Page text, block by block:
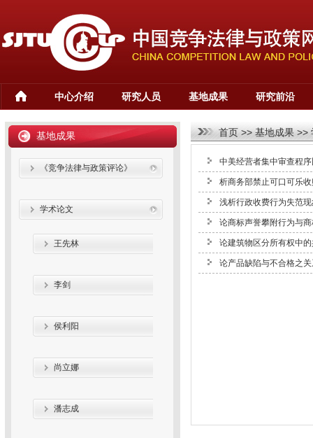
中心介绍 研究人员 基地成果 研究前沿
首页>>基地成果>>
中美经营者集中审查程
析商务部禁止可口可乐
浅析行政收费行为失范
论商标声誉攀附行为与
论建筑物区分所有权中
论产品缺陷与不合格之
基地成果
《竞争法律与政策评论》
学术论文
王先林
李剑
侯利阳
尚立娜
潘志成